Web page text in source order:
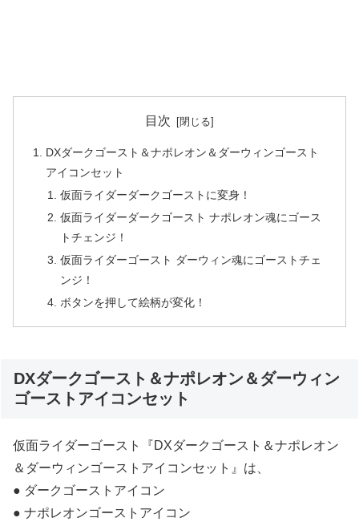
目次
DXダークゴースト＆ナポレオン＆ダーウィンゴースト
アイコンセット
仮面ライダーダークゴーストに変身！
仮面ライダーダークゴースト ナポレオン魂にゴース
トチェンジ！
仮面ライダーゴースト ダーウィン魂にゴーストチェ
ンジ！
ボタンを押して絵柄が変化！
DXダークゴースト＆ナポレオン＆ダーウィン
ゴーストアイコンセット
仮面ライダーゴースト『DXダークゴースト＆ナポレオン
＆ダーウィンゴーストアイコンセット』は、
● ダークゴーストアイコン
● ナポレオンゴーストアイコン